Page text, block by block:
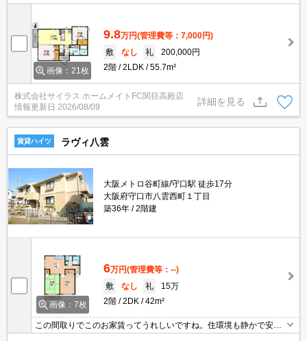
画像：21枚
9.8万円(管理費等：7,000円)
敷
なし 礼
200,000円
2階
2LDK 55.7m²
株式会社サイラス ホームメイトFC関目高殿店
情報更新日 2026/08/09
詳細を見る
賃貸ハイツ ラヴィ八雲
大阪メトロ谷町線/守口駅 徒歩17分
大阪府守口市八雲西町１丁目
築36年
2階建
画像：7枚
6万円(管理費等：--)
敷
なし 礼
15万
2階
2DK 42m²
この間取りでこのお家賃ってうれしいですね。住環境も静かで安心
ですよ。バス・トイレ別。ぜひお問い合わせください!。